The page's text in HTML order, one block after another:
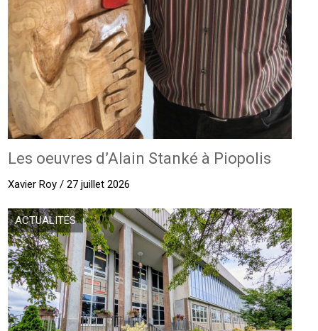
Les oeuvres d’Alain Stanké à Piopolis
Xavier Roy / 27 juillet 2026
ACTUALITÉS